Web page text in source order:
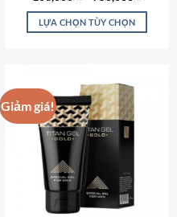
hạng5.00
5 sao
LỰA CHỌN TÙY CHỌN
có
nhiều
biến
tùy
chọn
có
Giảm giá!